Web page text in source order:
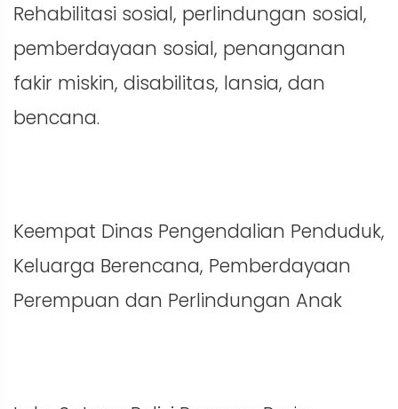
Rehabilitasi sosial, perlindungan sosial,
pemberdayaan sosial, penanganan
fakir miskin, disabilitas, lansia, dan
bencana.
Keempat Dinas Pengendalian Penduduk,
Keluarga Berencana, Pemberdayaan
Perempuan dan Perlindungan Anak